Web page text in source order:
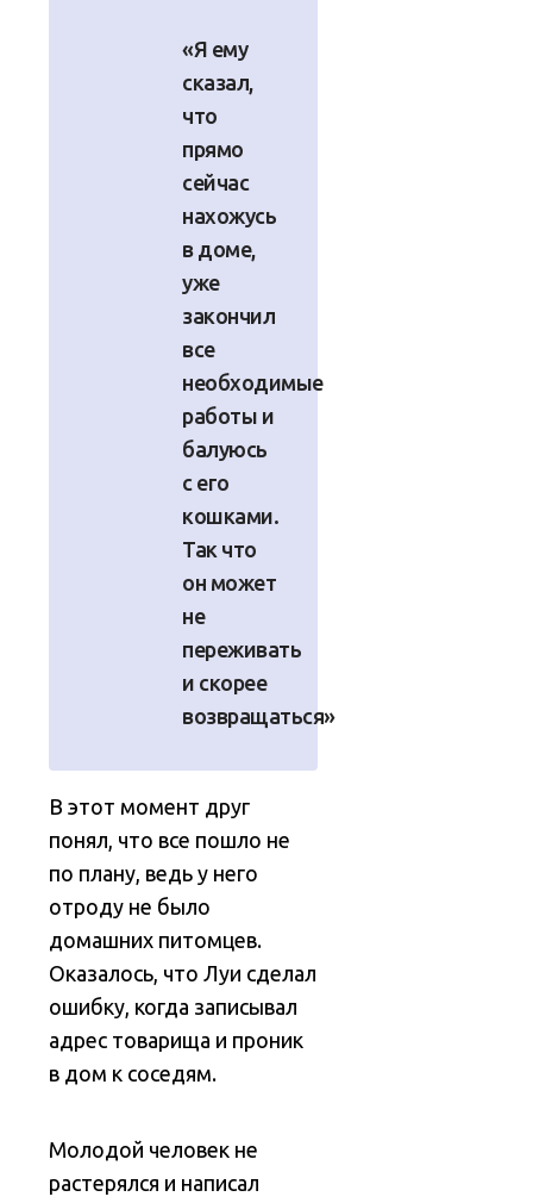
«Я ему
сказал,
что
прямо
сейчас
нахожусь
в доме,
уже
закончил
все
необходимые
работы и
балуюсь
с его
кошками.
Так что
он может
не
переживать
и скорее
возвращаться»
В этот момент друг
понял, что все пошло не
по плану, ведь у него
отроду не было
домашних питомцев.
Оказалось, что Луи сделал
ошибку, когда записывал
адрес товарища и проник
в дом к соседям.
Молодой человек не
растерялся и написал